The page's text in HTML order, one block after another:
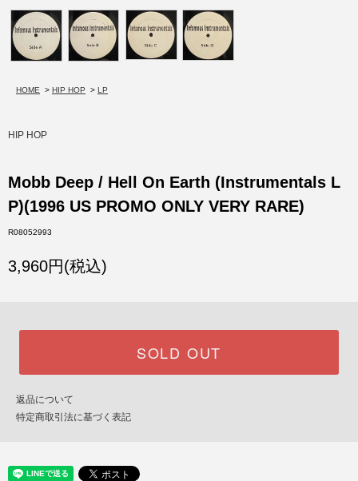
HOME > HIP HOP > LP
HIP HOP
Mobb Deep / Hell On Earth (Instrumentals L
P)(1996 US PROMO ONLY VERY RARE)
R08052993
3,960円(税込)
SOLD OUT
返品について
特定商取引法に基づく表記